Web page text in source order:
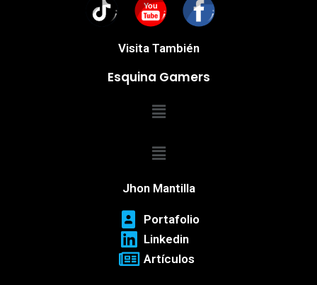
You
Visita También
Esquina Gamers
Menú
Menú
Jhon Mantilla
Portafolio
Linkedin
Artículos